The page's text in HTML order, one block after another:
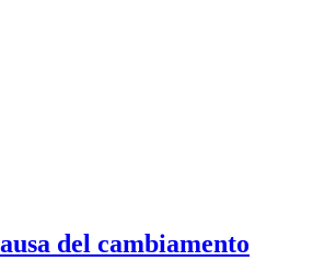
del cambiamento